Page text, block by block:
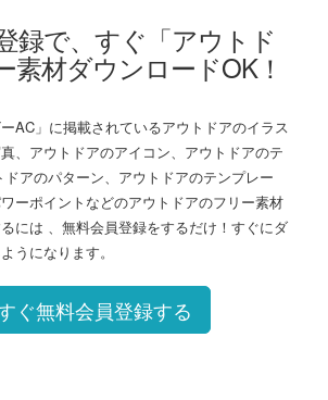
録で、すぐ「アウトド
素材ダウンロードOK！
AC」に掲載されているアウトドアのイラス
、アウトドアのアイコン、アウトドアのテ
アのパターン、アウトドアのテンプレー
ーポイントなどのアウトドアのフリー素材
には 、無料会員登録をするだけ！すぐにダ
うになります。
ぐ無料会員登録する